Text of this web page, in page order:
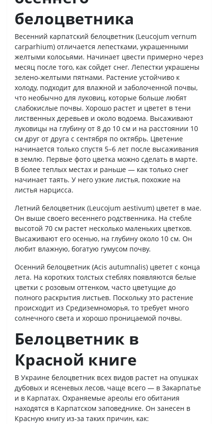
белоцветника
Весенний карпатский белоцветник (Leucojum vernum
carparhium) отличается лепестками, украшенными
желтыми колосьями. Начинает цвести примерно через
месяц после того, как сойдет снег. Лепестки украшены
зелено-желтыми пятнами. Растение устойчиво к
холоду, подходит для влажной и заболоченной почвы,
что необычно для луковиц, которые больше любят
слабокислые почвы. Хорошо растет и цветет в тени
лиственных деревьев и около водоема. Высаживают
луковицы на глубину от 8 до 10 см и на расстоянии 10
см друг от друга с сентября по октябрь. Цветение
начинается только спустя 5–6 лет после высаживания
в землю. Первые фото цветка можно сделать в марте.
В более теплых местах и раньше — как только снег
начинает таять. У него узкие листья, похожие на
листья нарцисса.
Летний белоцветник (Leucojum aestivum) цветет в мае.
Он выше своего весеннего родственника. На стебле
высотой 70 см растет несколько маленьких цветков.
Высаживают его осенью, на глубину около 10 см. Он
любит влажную, богатую гумусом почву.
Осенний белоцветник (Acis autumnalis) цветет с конца
лета. На коротких толстых стеблях появляются белые
цветки с розовым оттенком, часто цветущие до
полного раскрытия листьев. Поскольку это растение
происходит из Средиземноморья, то требует много
солнечного света и хорошо проницаемой почвы.
Белоцветник в
Красной книге
В Украине белоцветник всех видов растет на опушках
дубовых и ясеневых лесов, чаще всего — в Закарпатье
и в Карпатах. Охраняемые ареолы его обитания
находятся в Карпатском заповеднике. Он занесен в
Красную книгу из-за таких причин, как: